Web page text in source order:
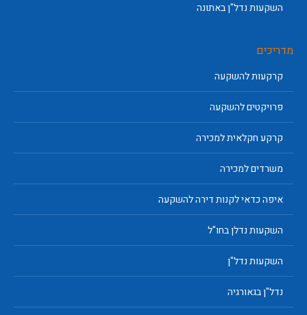
השקעות נדל"ן באתונה
מדריכים
קרקעות להשקעה
פרויקטים להשקעה
קרקע חקלאית למכירה
משרדים למכירה
איפה כדאי לקנות דירה להשקעה
השקעות נדלן בחו"ל
השקעות נדל"ן
נדל"ן בגאורגיה